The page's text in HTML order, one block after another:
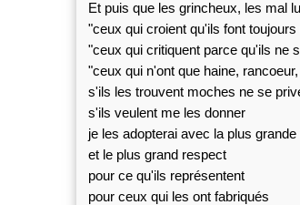
Et puis que les grincheux, les mal
"ceux qui croient qu'ils font
"ceux qui critiquent parce qu'ils ne
"ceux qui n'ont que haine,
s'ils les trouvent moches ne se
s'ils veulent me les donner
je les adopterai avec la plus
et le plus grand respect
pour ce qu'ils représentent
pour ceux qui les ont fabriqués